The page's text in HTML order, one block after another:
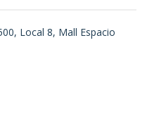
Local 8, Mall Espacio